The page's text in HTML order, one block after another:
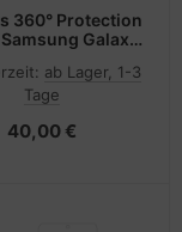
360° Protection
Galaxy
ab Lager, 1-3
Tage
40,00 €